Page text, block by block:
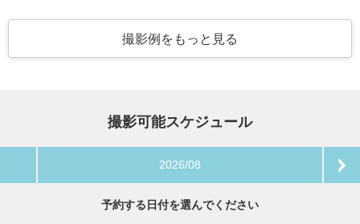
撮影例をもっと見る
撮影可能スケジュール
2026/08
予約する日付を選んでください